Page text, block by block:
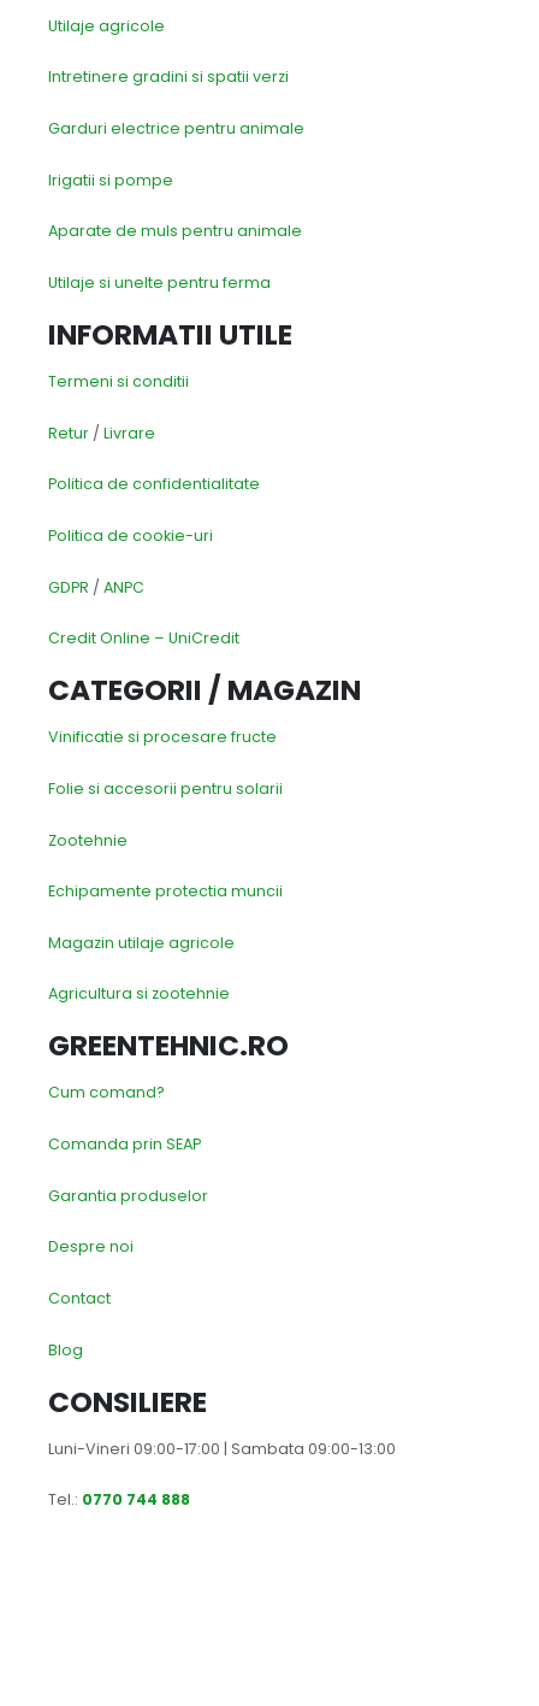
Utilaje agricole
Intretinere gradini si spatii verzi
Garduri electrice pentru animale
Irigatii si pompe
Aparate de muls pentru animale
Utilaje si unelte pentru ferma
INFORMATII UTILE
Termeni si conditii
Retur / Livrare
Politica de confidentialitate
Politica de cookie-uri
GDPR / ANPC
Credit Online – UniCredit
CATEGORII / MAGAZIN
Vinificatie si procesare fructe
Folie si accesorii pentru solarii
Zootehnie
Echipamente protectia muncii
Magazin utilaje agricole
Agricultura si zootehnie
GREENTEHNIC.RO
Cum comand?
Comanda prin SEAP
Garantia produselor
Despre noi
Contact
Blog
CONSILIERE
Luni-Vineri 09:00-17:00 | Sambata 09:00-13:00
Tel.: 0770 744 888